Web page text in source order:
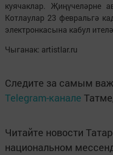
куячаклар. Җиңүчеләрне
Котлаулар 23 февральгә
электронкасына кабул
Чыганак: artistlar.ru
Следите за самым
Telegram-канале
Читайте новости
национальном